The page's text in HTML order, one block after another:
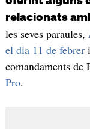
relacionats
les seves paraules,
el dia 11 de febreri
comandaments de
Pro.